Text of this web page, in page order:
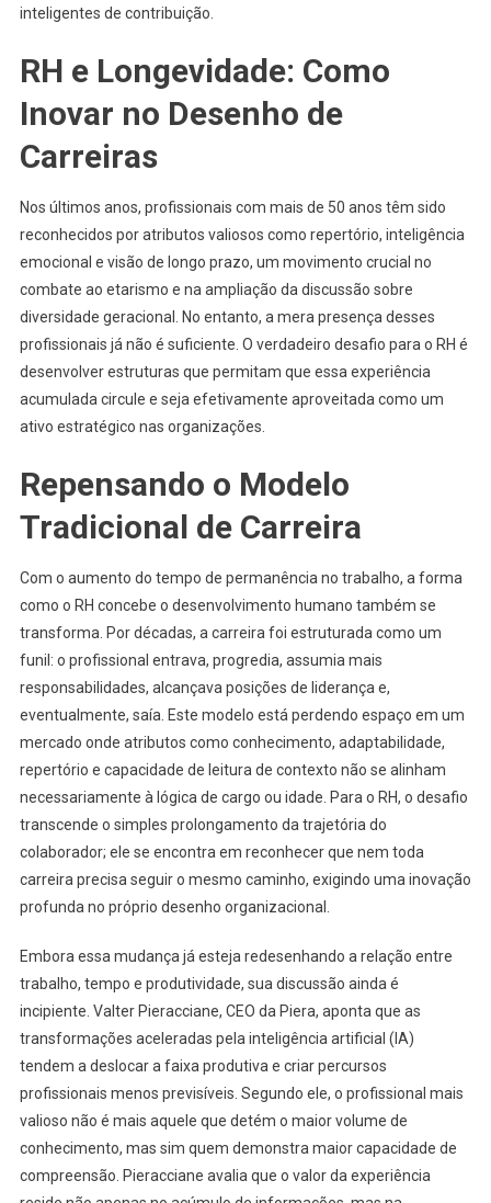
inteligentes de contribuição.
RH e Longevidade: Como
Inovar no Desenho de
Carreiras
Nos últimos anos, profissionais com mais de 50 anos têm sido
reconhecidos por atributos valiosos como repertório, inteligência
emocional e visão de longo prazo, um movimento crucial no
combate ao etarismo e na ampliação da discussão sobre
diversidade geracional. No entanto, a mera presença desses
profissionais já não é suficiente. O verdadeiro desafio para o RH é
desenvolver estruturas que permitam que essa experiência
acumulada circule e seja efetivamente aproveitada como um
ativo estratégico nas organizações.
Repensando o Modelo
Tradicional de Carreira
Com o aumento do tempo de permanência no trabalho, a forma
como o RH concebe o desenvolvimento humano também se
transforma. Por décadas, a carreira foi estruturada como um
funil: o profissional entrava, progredia, assumia mais
responsabilidades, alcançava posições de liderança e,
eventualmente, saía. Este modelo está perdendo espaço em um
mercado onde atributos como conhecimento, adaptabilidade,
repertório e capacidade de leitura de contexto não se alinham
necessariamente à lógica de cargo ou idade. Para o RH, o desafio
transcende o simples prolongamento da trajetória do
colaborador; ele se encontra em reconhecer que nem toda
carreira precisa seguir o mesmo caminho, exigindo uma inovação
profunda no próprio desenho organizacional.
Embora essa mudança já esteja redesenhando a relação entre
trabalho, tempo e produtividade, sua discussão ainda é
incipiente. Valter Pieracciane, CEO da Piera, aponta que as
transformações aceleradas pela inteligência artificial (IA)
tendem a deslocar a faixa produtiva e criar percursos
profissionais menos previsíveis. Segundo ele, o profissional mais
valioso não é mais aquele que detém o maior volume de
conhecimento, mas sim quem demonstra maior capacidade de
compreensão. Pieracciane avalia que o valor da experiência